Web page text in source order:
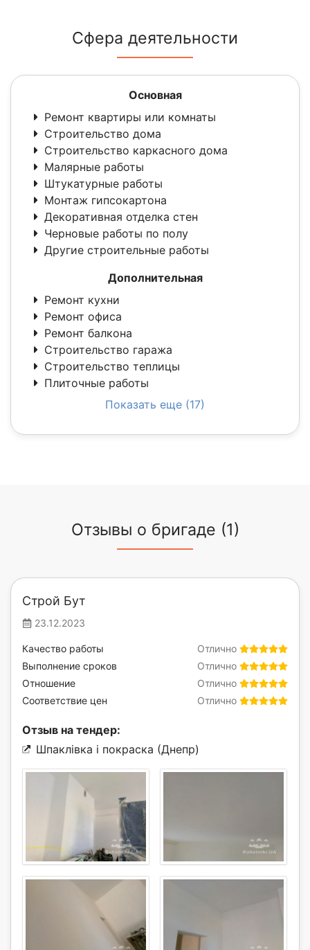
Сфера деятельности
Основная
Ремонт квартиры или комнаты
Строительство дома
Строительство каркасного дома
Малярные работы
Штукатурные работы
Монтаж гипсокартона
Декоративная отделка стен
Черновые работы по полу
Другие строительные работы
Дополнительная
Ремонт кухни
Ремонт офиса
Ремонт балкона
Строительство гаража
Строительство теплицы
Плиточные работы
Показать еще (17)
Отзывы о бригаде (1)
Строй Бут
23.12.2023
Отлично
Качество работы
Отлично
Выполнение сроков
Отлично
Отношение
Отлично
Соответствие цен
Отзыв на тендер:
Шпаклівка і покраска (Днепр)